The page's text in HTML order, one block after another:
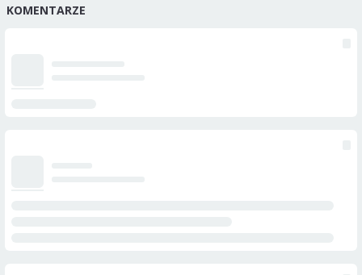
KOMENTARZE